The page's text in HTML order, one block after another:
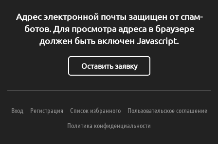
Адрес электронной почты защищен от спам-
ботов. Для просмотра адреса в браузере
должен быть включен Javascript.
Оставить заявку
Вход Регистрация Список избранного
Пользовательское соглашение
Политика конфиденциальности